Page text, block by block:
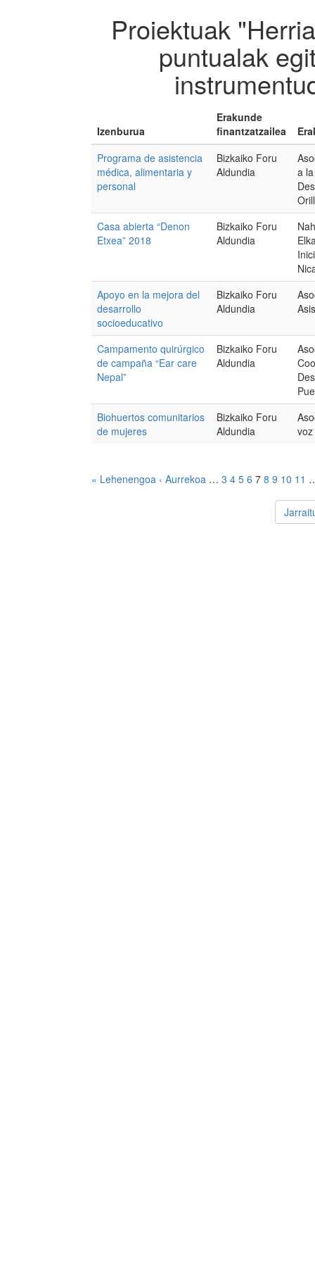
Proiektuak
puntualak
Izenburua
Erakunde
finantzatzailea
Programa de asistencia
médica, alimentaria y
personal
Bizkaiko Foru
Aldundia
a
Casa abierta “Denon
Etxea” 2018
Bizkaiko Foru
Aldundia
Apoyo en la mejora del
desarrollo
socioeducativo
Bizkaiko Foru
Aldundia
Campamento quirúrgico
de campaña “Ear care
Nepal”
Bizkaiko Foru
Aldundia
Biohuertos comunitarios
de mujeres
Bizkaiko Foru
Aldundia
voz
« Lehenengoa ‹ Aurrekoa … 3 4 5 6 7 8 9 10 11